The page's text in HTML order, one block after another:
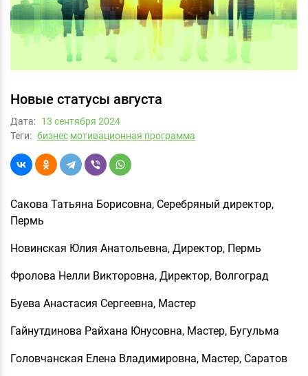
Новые статусы августа
Дата: 13 сентября 2024
Теги: бизнес мотивационная программа
Сакова Татьяна Борисовна, Серебряный директор,
Пермь
Новинская Юлия Анатольевна, Директор, Пермь
Фролова Нелли Викторовна, Директор, Волгоград
Буева Анастасия Сергеевна, Мастер
Гайнутдинова Райхана Юнусовна, Мастер, Бугульма
Головчанская Елена Владимировна, Мастер, Саратов